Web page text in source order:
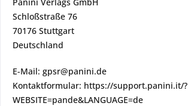
Schloßstraße 76
70176 Stuttgart
Deutschland
E-Mail: gpsr@panini.de
Kontaktformular: https://support.panini.it/?
WEBSITE=pande&LANGUAGE=de